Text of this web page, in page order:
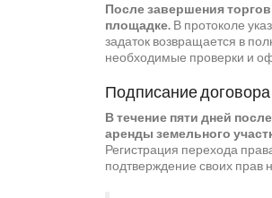
После завершения
площадке. В протоколе
задаток возвращается в
необходимые проверки и
Подписание договора
В течение пяти дней
аренды земельного
Регистрация перехода
подтверждение своих прав